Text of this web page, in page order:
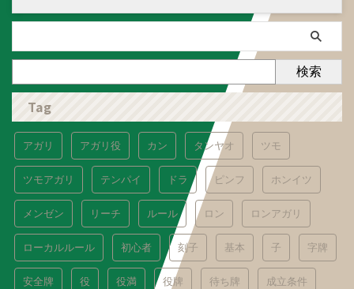
検索
Tag
アガリ アガリ役 カン タンヤオ ツモ
ツモアガリ テンパイ ドラ ピンフ ホンイツ
メンゼン リーチ ルール ロン ロンアガリ
ローカルルール 初心者 刻子 基本 子 字牌
安全牌 役 役満 役牌 待ち牌 成立条件